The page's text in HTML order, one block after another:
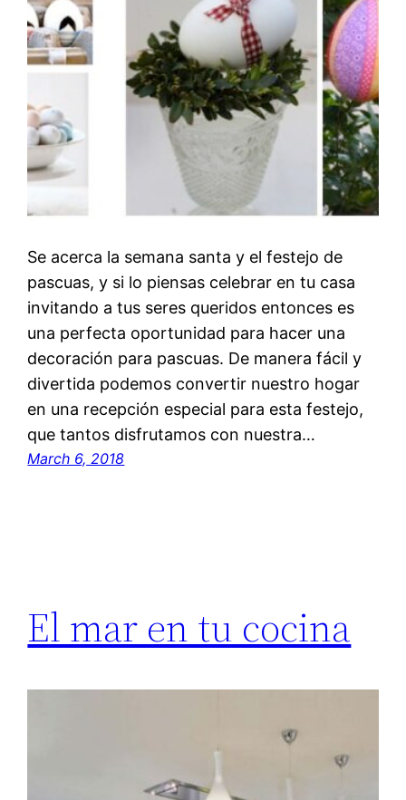
Se acerca la semana santa y el festejo de
pascuas, y si lo piensas celebrar en tu casa
invitando a tus seres queridos entonces es
una perfecta oportunidad para hacer una
decoración para pascuas. De manera fácil y
divertida podemos convertir nuestro hogar
en una recepción especial para esta festejo,
que tantos disfrutamos con nuestra…
March 6, 2018
El mar en tu cocina